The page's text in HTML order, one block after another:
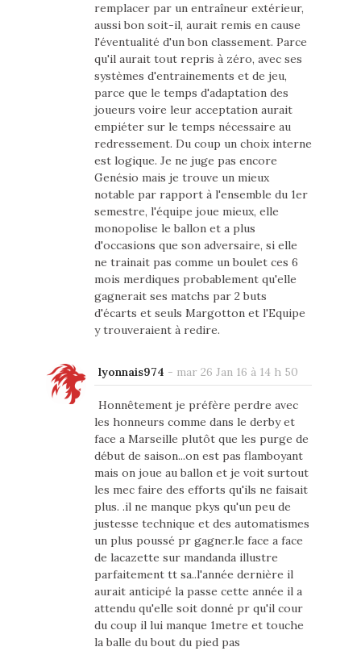
remplacer par un entraîneur extérieur,
aussi bon soit-il, aurait remis en cause
l'éventualité d'un bon classement. Parce
qu'il aurait tout repris à zéro, avec ses
systèmes d'entrainements et de jeu,
parce que le temps d'adaptation des
joueurs voire leur acceptation aurait
empiéter sur le temps nécessaire au
redressement. Du coup un choix interne
est logique. Je ne juge pas encore
Genésio mais je trouve un mieux
notable par rapport à l'ensemble du 1er
semestre, l'équipe joue mieux, elle
monopolise le ballon et a plus
d'occasions que son adversaire, si elle
ne trainait pas comme un boulet ces 6
mois merdiques probablement qu'elle
gagnerait ses matchs par 2 buts
d'écarts et seuls Margotton et l'Equipe
y trouveraient à redire.
lyonnais974 - mar 26 Jan 16 à 14 h 50
Honnêtement je préfère perdre avec
les honneurs comme dans le derby et
face a Marseille plutôt que les purge de
début de saison...on est pas flamboyant
mais on joue au ballon et je voit surtout
les mec faire des efforts qu'ils ne faisait
plus. .il ne manque pkys qu'un peu de
justesse technique et des automatismes
un plus poussé pr gagner.le face a face
de lacazette sur mandanda illustre
parfaitement tt sa..l'année dernière il
aurait anticipé la passe cette année il a
attendu qu'elle soit donné pr qu'il cour
du coup il lui manque 1metre et touche
la balle du bout du pied pas